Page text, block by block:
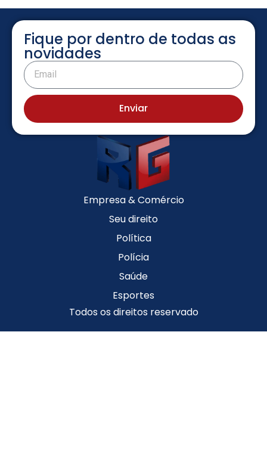
Fique por dentro de todas as
novidades
Enviar
Empresa & Comércio
Seu direito
Política
Polícia
Saúde
Esportes
Todos os direitos reservado